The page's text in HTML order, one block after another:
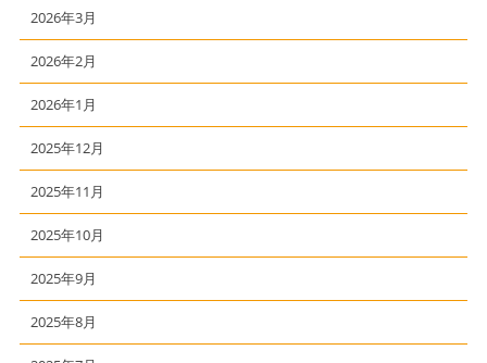
2026年3月
2026年2月
2026年1月
2025年12月
2025年11月
2025年10月
2025年9月
2025年8月